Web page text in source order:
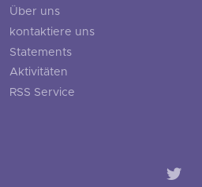
Über uns
kontaktiere uns
Statements
Aktivitäten
RSS Service